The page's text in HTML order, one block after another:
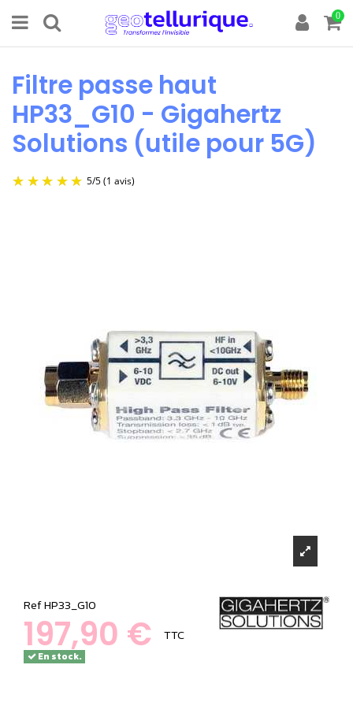
0
Filtre passe haut
HP33_G10 - Gigahertz
Solutions (utile pour 5G)
RefHP33_G10
197,90 € TTC
En stock.